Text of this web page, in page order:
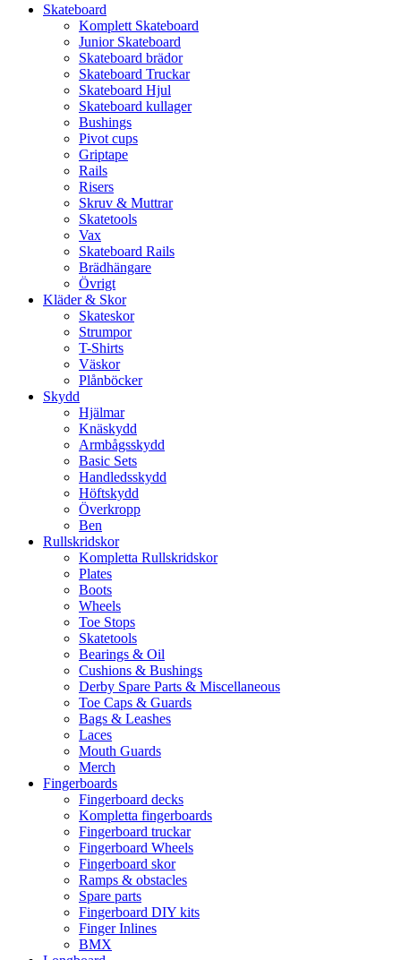
Skateboard
Komplett Skateboard
Junior Skateboard
Skateboard brädor
Skateboard Truckar
Skateboard Hjul
Skateboard kullager
Bushings
Pivot cups
Griptape
Rails
Risers
Skruv & Muttrar
Skatetools
Vax
Skateboard Rails
Brädhängare
Övrigt
Kläder & Skor
Skateskor
Strumpor
T-Shirts
Väskor
Plånböcker
Skydd
Hjälmar
Knäskydd
Armbågsskydd
Basic Sets
Handledsskydd
Höftskydd
Överkropp
Ben
Rullskridskor
Kompletta Rullskridskor
Plates
Boots
Wheels
Toe Stops
Skatetools
Bearings & Oil
Cushions & Bushings
Derby Spare Parts & Miscellaneous
Toe Caps & Guards
Bags & Leashes
Laces
Mouth Guards
Merch
Fingerboards
Fingerboard decks
Kompletta fingerboards
Fingerboard truckar
Fingerboard Wheels
Fingerboard skor
Ramps & obstacles
Spare parts
Fingerboard DIY kits
Finger Inlines
BMX